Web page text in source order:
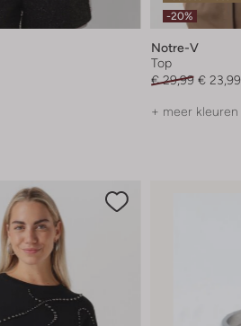
-20%
Notre-V
Top
€ 29,99 € 23,99
+ meer kleuren